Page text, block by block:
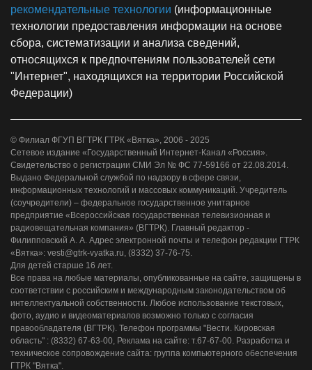
рекомендательные технологии (информационные
технологии предоставления информации на основе
сбора, систематизации и анализа сведений,
относящихся к предпочтениям пользователей сети
"Интернет", находящихся на территории Российской
Федерации)
© Филиал ФГУП ВГТРК ГТРК «Вятка», 2006 - 2025
Сетевое издание «Государственный Интернет-Канал «Россия».
Свидетельство о регистрации СМИ Эл № ФС 77-59166 от 22.08.2014.
Выдано Федеральной службой по надзору в сфере связи,
информационных технологий и массовых коммуникаций. Учредитель
(соучредители) – федеральное государственное унитарное
предприятие «Всероссийская государственная телевизионная и
радиовещательная компания» (ВГТРК). Главный редактор -
Филипповский А. А. Адрес электронной почты и телефон редакции ГТРК
«Вятка»: vesti@gtrk-vyatka.ru, (8332) 37-76-75.
Для детей старше 16 лет.
Все права на любые материалы, опубликованные на сайте, защищены в
соответствии с российским и международным законодательством об
интеллектуальной собственности. Любое использование текстовых,
фото, аудио и видеоматериалов возможно только с согласия
правообладателя (ВГТРК). Телефон программы "Вести. Кировская
область" : (8332) 67-63-00, Реклама на сайте: т.67-67-00. Разработка и
техническое сопровождение сайта: группа компьютерного обеспечения
ГТРК "Вятка".